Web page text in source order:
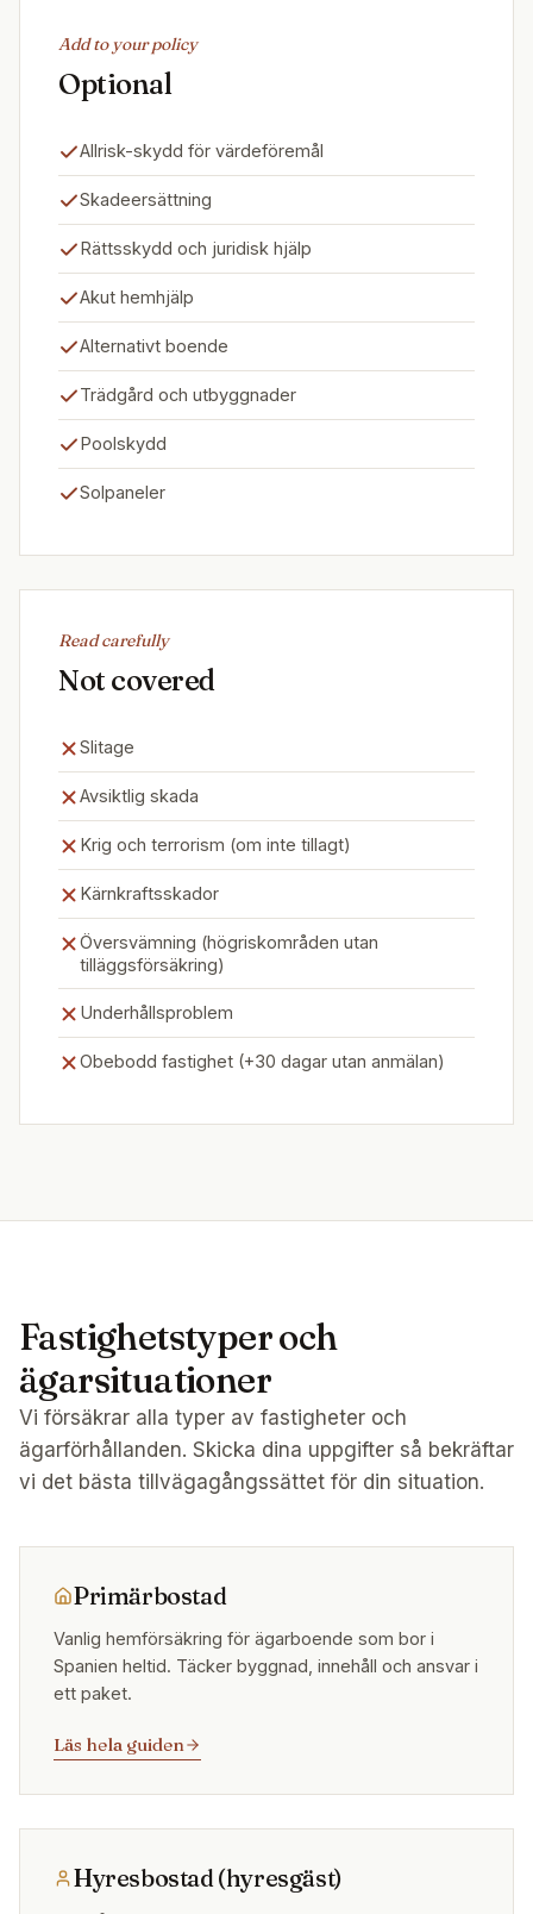
Add to your policy
Optional
Allrisk-skydd för värdeföremål
Skadeersättning
Rättsskydd och juridisk hjälp
Akut hemhjälp
Alternativt boende
Trädgård och utbyggnader
Poolskydd
Solpaneler
Read carefully
Not covered
Slitage
Avsiktlig skada
Krig och terrorism (om inte tillagt)
Kärnkraftsskador
Översvämning (högriskområden utan
tilläggsförsäkring)
Underhållsproblem
Obebodd fastighet (+30 dagar utan anmälan)
Fastighetstyper och
ägarsituationer
Vi försäkrar alla typer av fastigheter och
ägarförhållanden. Skicka dina uppgifter så bekräftar
vi det bästa tillvägagångssättet för din situation.
Primärbostad
Vanlig hemförsäkring för ägarboende som bor i
Spanien heltid. Täcker byggnad, innehåll och ansvar i
ett paket.
Läs hela guiden
Hyresbostad (hyresgäst)